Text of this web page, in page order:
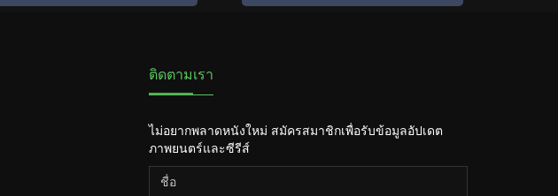
ติดตามเรา
ไม่อยากพลาดหนังใหม่ สมัครสมาชิกเพื่อรับข้อมูลอัปเดต
ภาพยนตร์และซีรีส์